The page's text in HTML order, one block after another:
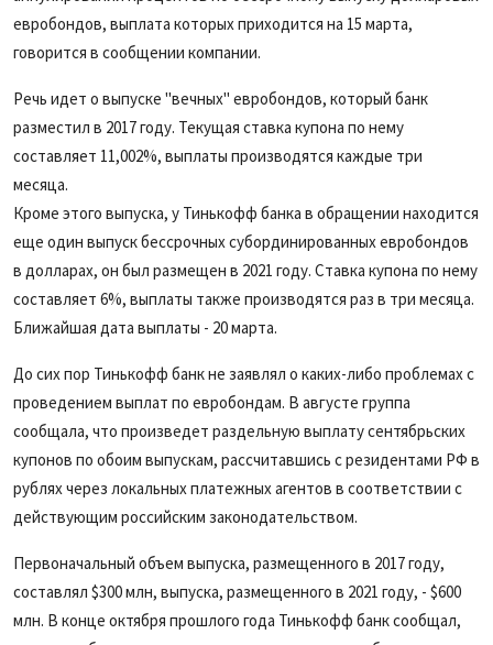
евробондов, выплата которых приходится на 15 марта,
говорится в сообщении компании.
Речь идет о выпуске "вечных" евробондов, который банк
разместил в 2017 году. Текущая ставка купона по нему
составляет 11,002%, выплаты производятся каждые три
месяца.
Кроме этого выпуска, у Тинькофф банка в обращении находится
еще один выпуск бессрочных субординированных евробондов
в долларах, он был размещен в 2021 году. Ставка купона по нему
составляет 6%, выплаты также производятся раз в три месяца.
Ближайшая дата выплаты - 20 марта.
До сих пор Тинькофф банк не заявлял о каких-либо проблемах с
проведением выплат по евробондам. В августе группа
сообщала, что произведет раздельную выплату сентябрьских
купонов по обоим выпускам, рассчитавшись с резидентами РФ в
рублях через локальных платежных агентов в соответствии с
действующим российским законодательством.
Первоначальный объем выпуска, размещенного в 2017 году,
составлял $300 млн, выпуска, размещенного в 2021 году, - $600
млн. В конце октября прошлого года Тинькофф банк сообщал,